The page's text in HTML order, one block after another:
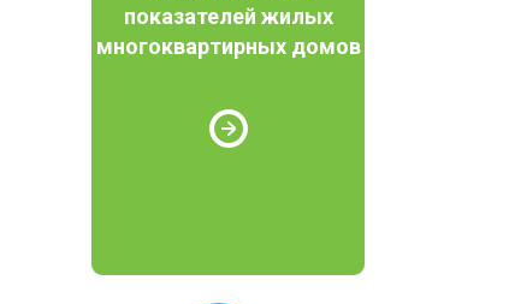
показателей жилых
многоквартирных домов